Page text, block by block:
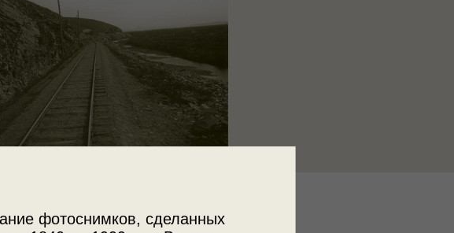
фотоснимков, сделанных
ГМИИ им. А. С. Пушкина